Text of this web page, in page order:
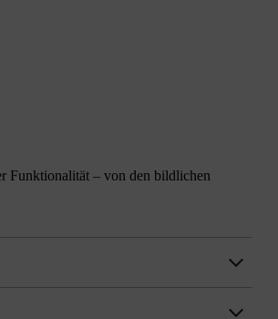
Funktionalität – von den bildlichen